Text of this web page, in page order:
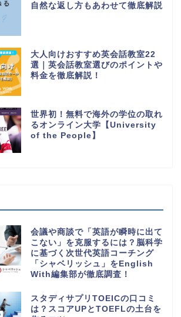
自然な返し方もあわせて徹底解説
大人向けおすすめ英会話教室22
選｜英会話教室選びのポイントや
料金を徹底解説！
世界初！無料で海外の学位の取れ
るオンライン大学【University
of the People】
会議や商談で「英語が瞬時に出て
こない」を克服するには？脳科学
に基づく次世代英語コーチング
「シャベリッシュ」をEnglish
With編集部が徹底調査！
スタディサプリTOEICの口コミ
は？スコアUPとTOEFLの土台を